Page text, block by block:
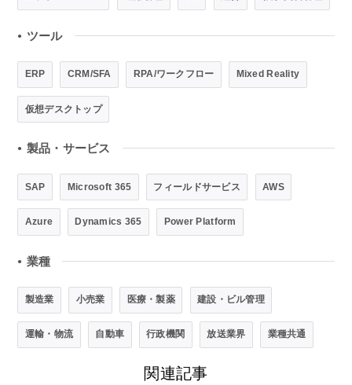
● ツール
ERP CRM/SFA RPA/ワークフロー Mixed Reality
仮想デスクトップ
● 製品・サービス
SAP Microsoft 365 フィールドサービス AWS
Azure Dynamics 365 Power Platform
● 業種
製造業 小売業 医療・製薬 建設・ビル管理
運輸・物流 自動車 行政機関 放送業界 業種共通
関連記事